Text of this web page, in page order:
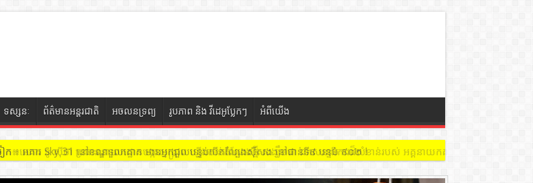
ទស្សនៈ ព័ត៌មានអន្តរជាតិ អចលនទ្រព្យ រូបភាព និង វីដេអូប្លែកៗ អំពីយើង
ៀក ៖ អគារ Sky 31 នៅខណ្ឌទួលគោក មានអ្នកជួលបន្ទប់បើកល្បែងសុីសង នៅជាន់ទី៩ បន្ទប់ ៩០២ !